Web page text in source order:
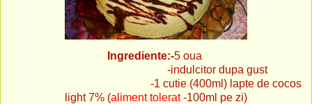
Ingrediente:-5 oua
-indulcitor dupa gust
-1 cutie (400ml) lapte de cocos
light 7% (aliment tolerat -100ml pe zi)